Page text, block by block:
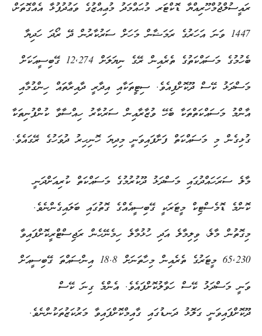
ރައީސުލްޖުމްހޫރިއްޔާ ޑޮކްޓަރ މުޙައްމަދު މުޢިއްޒުގެ ވަޢުދުފުޅާ އެއްގޮތަށް،
1447 ވަނަ އަހަރުގެ ރަމަޟާން މަހަށް ސަރުކާރުން ދޭ ރޯދަ ހަދިޔާ
ބެހުމުގެ މަސައްކަތުގެ ތެރެއިން ރޭގެ ނިޔަލަށް 12,274 ގޭބިސީއަކަށް
މަސްދަޅު ކޭސް ދޫކޮށްފިއެވެ. ސިޓީތަކާއި އިދާރީ ދާއިރާތައް ހިންގުމާއި
އާންމު މަސައްކަތްތަކާ ބެހޭ ވުޒާރާއިން ސަރުކާރު ހިއްސާވާ ކުންފުނިތަކާ
ގުޅިގެން މި މަސައްކަތް ފަށާފައިވަނީ މިދިޔަ ހޮނިހިރު ދުވަހުގެ ރޭގައެވެ.
މާލެ ސަރަހައްދުގައި މަސްދަޅު ދޫކުރުމުގެ މަސައްކަތް ކުރިއަށްދަނީ
ކޮންމެ ޑޮމެސްޓިކް މީޓަރަކީ ގޭބިސީއެއްގެ ގޮތުގައި ބަލައިގެންނެވެ.
މިގޮތުން މާލެ، ވިލިމާލެ އަދި ހުޅުމާލެ ހިމެނޭހެން ރަޖިސްޓްރީކޮށްފައިވާ
65,230 މީޓަރުގެ ތެރެއިން މިހާތަނަށް 18.8 އިންސައްތަ ގޭބިސީއަށް
ވަނީ މަސްދަޅު ކޭސް ހަވާލުކޮށްފައެވެ. އެންމެ ގިނަ ކޭސް
ދޫކޮށްފައިވަނީ ގަލޮޅު ދަނޑުގައި ގާއިމްކޮށްފައިވާ މަރުކަޒުތަކުންނެވެ.